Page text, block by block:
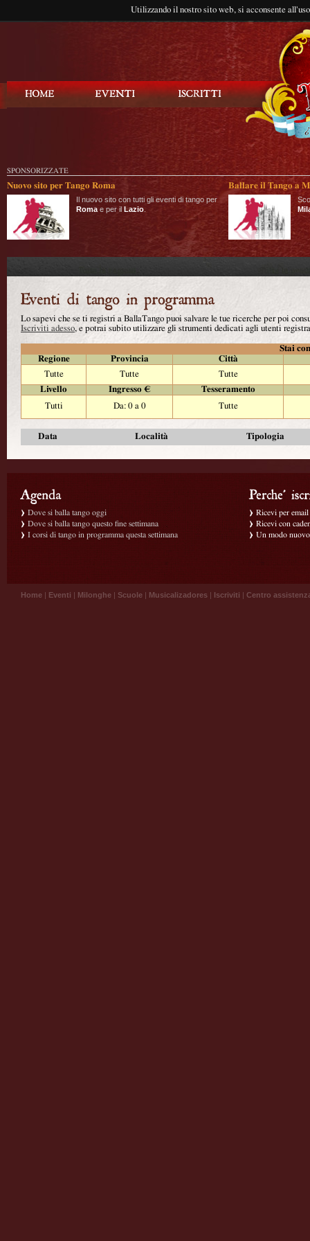
Utilizzando il nostro sito web, si acconsente
SPONSORIZZATE
Nuovo sito per Tango Roma
Il nuovo sito con tutti gli eventi di tango per
Roma e per il Lazio
Ballare il Tango a
Lo sapevi che se ti registri a BallaTango puoi salvare le tue ricerche per poi
Iscriviti adesso, e potrai subito utilizzare gli strumenti dedicati agli utenti
Stai
Regione
Provincia
Città
Tutte
Tutte
Tutte
Livello
Ingresso €
Tesseramento
Tutti
Da: 0 a 0 Tutte
Data Località Tipologia
Dove si balla tango oggi
Dove si balla tango questo fine settimana
I corsi di tango in programma questa settimana
Ricevi per
Ricevi con
Un modo
Home | Eventi | Milonghe | Scuole | Musicalizadores | Iscriviti | Centro